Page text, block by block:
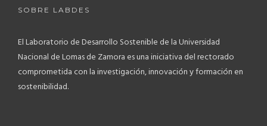
SOBRE LABDES
El Laboratorio de Desarrollo Sostenible de la Universidad
Nacional de Lomas de Zamora es una iniciativa del rectorado
comprometida con la investigación, innovación y formación en
sostenibilidad.